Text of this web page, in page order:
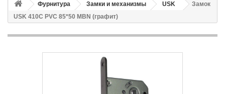
Фурнитура Замки и механизмы USK
Замок
USK 410C PVC 85*50 MBN (графит)